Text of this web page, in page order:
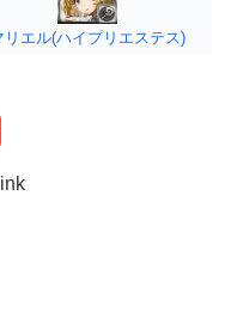
リエル(ハイプリエステス)